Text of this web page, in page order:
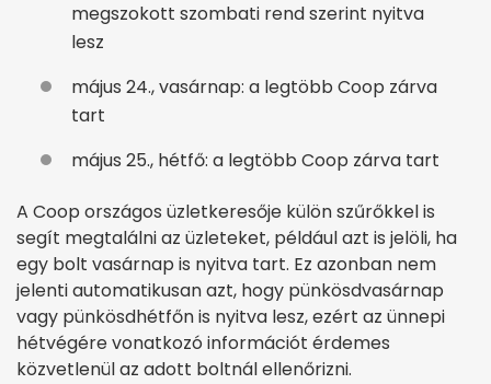
megszokott szombati rend szerint nyitva
lesz
május 24., vasárnap: a legtöbb Coop zárva
tart
május 25., hétfő: a legtöbb Coop zárva tart
A Coop országos üzletkeresője külön szűrőkkel is
segít megtalálni az üzleteket, például azt is jelöli, ha
egy bolt vasárnap is nyitva tart. Ez azonban nem
jelenti automatikusan azt, hogy pünkösdvasárnap
vagy pünkösdhétfőn is nyitva lesz, ezért az ünnepi
hétvégére vonatkozó információt érdemes
közvetlenül az adott boltnál ellenőrizni.